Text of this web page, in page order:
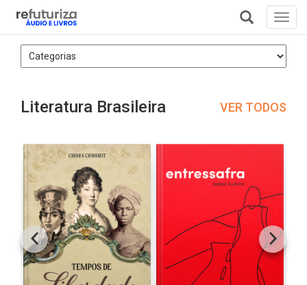
+
Literatura Brasileira VER TODOS